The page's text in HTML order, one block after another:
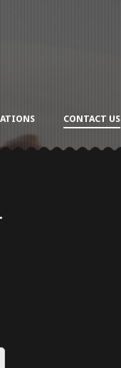
CONTACT US